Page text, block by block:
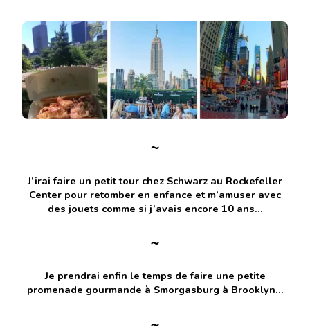
~
J’irai faire un petit tour chez Schwarz au Rockefeller
Center pour retomber en enfance et m’amuser avec
des jouets comme si j’avais encore 10 ans…
~
Je prendrai enfin le temps de faire une petite
promenade gourmande à Smorgasburg à Brooklyn…
~